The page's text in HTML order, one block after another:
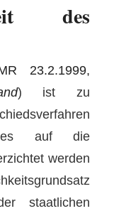
des
23.2.1999,
) ist zu
auf die
werden
staatlichen